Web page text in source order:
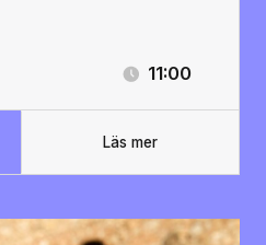
11:00
Läs mer